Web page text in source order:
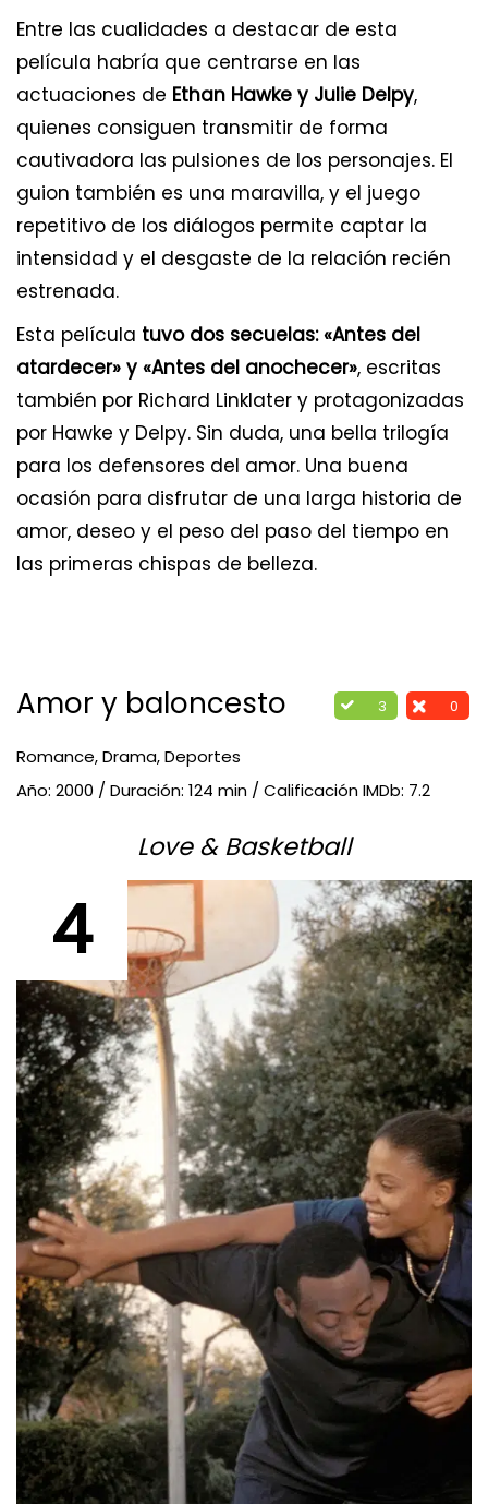
Entre las cualidades a destacar de esta
película habría que centrarse en las
actuaciones de Ethan Hawke y Julie Delpy,
quienes consiguen transmitir de forma
cautivadora las pulsiones de los personajes. El
guion también es una maravilla, y el juego
repetitivo de los diálogos permite captar la
intensidad y el desgaste de la relación recién
estrenada.
Esta película tuvo dos secuelas: «Antes del
atardecer» y «Antes del anochecer», escritas
también por Richard Linklater y protagonizadas
por Hawke y Delpy. Sin duda, una bella trilogía
para los defensores del amor. Una buena
ocasión para disfrutar de una larga historia de
amor, deseo y el peso del paso del tiempo en
las primeras chispas de belleza.
3 0
Amor y baloncesto
Romance, Drama, Deportes
Año: 2000 / Duración: 124 min / Calificación IMDb: 7.2
Love & Basketball
4